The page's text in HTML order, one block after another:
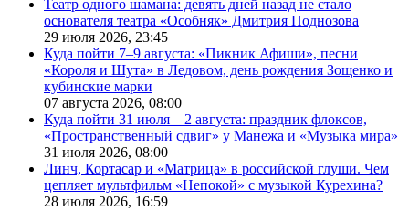
Театр одного шамана: девять дней назад не стало
основателя театра «Особняк» Дмитрия Поднозова
29 июля 2026, 23:45
Куда пойти 7–9 августа: «Пикник Афиши», песни
«Короля и Шута» в Ледовом, день рождения Зощенко и
кубинские марки
07 августа 2026, 08:00
Куда пойти 31 июля—2 августа: праздник флоксов,
«Пространственный сдвиг» у Манежа и «Музыка мира»
31 июля 2026, 08:00
Линч, Кортасар и «Матрица» в российской глуши. Чем
цепляет мультфильм «Непокой» с музыкой Курехина?
28 июля 2026, 16:59